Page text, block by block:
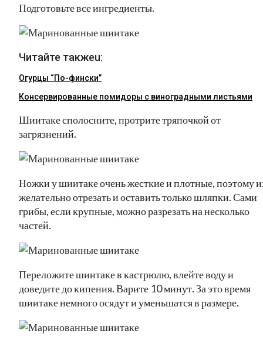
Подготовьте все ингредиенты.
Читайте такжеu:
Огурцы “По-фински”
Консервированные помидоры с виноградными листьями
Шиитаке сполосните, протрите тряпочкой от
загрязнений.
Ножки у шиитаке очень жесткие и плотные, поэтому
желательно отрезать и оставить только шляпки. Сами
грибы, если крупные, можно разрезать на несколько
частей.
Переложите шиитаке в кастрюлю, влейте воду и
доведите до кипения. Варите 10 минут. За это время
шиитаке немного осядут и уменьшатся в размере.